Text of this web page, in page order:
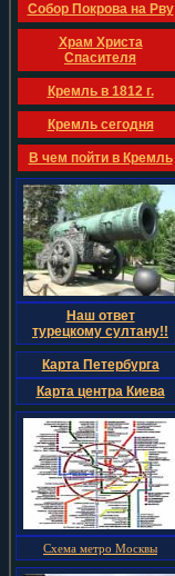
Собор Покрова на Рву
Храм Христа
Спасителя
Кремль в 1812 г.
Кремль сегодня
В чем пойти в Кремль
Наш ответ
турецкому султану!!
Карта Петербурга
Карта центра Киева
Схема метро Москвы